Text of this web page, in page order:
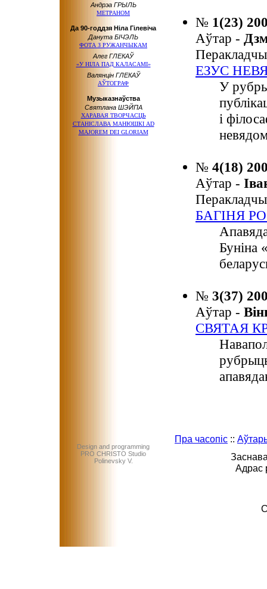
Андрэа ГРЫЛЬ
МЕТРАНОМ
Да 90-годдзя Ніла Гілевіча
Данута БІЧЭЛЬ
ФОТА З РУЖАНЧЫКАМ
Алег ГЛЕКАЎ
«У НІЛА ПАД КАЛАСАМІ»
Валянцін ГЛЕКАЎ
АЎТОГРАФ
Музыказнаўства
Святлана ШЭЙПА
ХАРАВАЯ ТВОРЧАСЦЬ
СТАНІСЛАВА МАНЮШКІ AD
MAJOREM DEI GLORIAM
№ 1(23)
Аўтар -
ЕЗУС
У
і
№ 4(18)
Аўтар -
БАГІНЯ
Буніна
№ 3(37)
Аўтар -
СВЯТАЯ
Design and programming
PRO CHRISTO Studio
Polinevsky V.
Пра часопіс ::
Адрас